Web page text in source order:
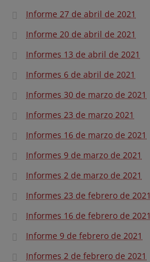
Informe 27 de abril de 2021
Informe 20 de abril de 2021
Informes 13 de abril de 2021
Informes 6 de abril de 2021
Informes 30 de marzo de 2021
Informes 23 de marzo 2021
Informes 16 de marzo de 2021
Informes 9 de marzo de 2021
Informes 2 de marzo de 2021
Informes 23 de febrero de 2021
Informes 16 de febrero de 2021
Informe 9 de febrero de 2021
Informes 2 de febrero de 2021